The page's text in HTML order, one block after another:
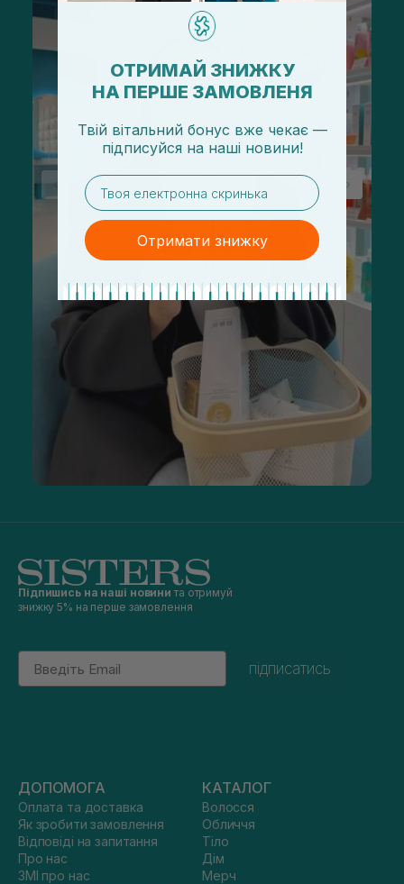
Підпишись на наші новини та отримуй
знижку 5% на перше замовлення
Email
підписатись
ДОПОМОГА
Оплата та доставка
Як зробити замовлення
Відповіді на запитання
Про нас
ЗМІ про нас
КАТАЛОГ
Волосся
Обличчя
Тіло
Дім
Мерч
ОТРИМАЙ ЗНИЖКУ
НА ПЕРШЕ ЗАМОВЛЕНЯ
Твій вітальний бонус вже чекає —
підписуйся на наші новини!
email
Отримати знижку